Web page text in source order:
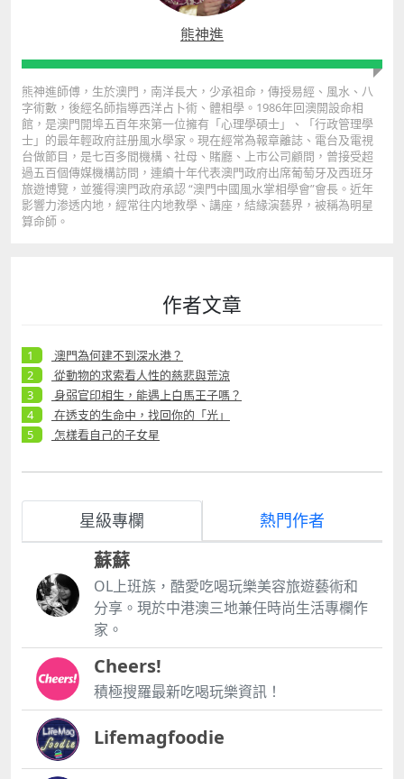
熊神進
熊神進師傅，生於澳門，南洋長大，少承祖命，傳授易經、風水、八
字術數，後經名師指導西洋占卜術、體相學。1986年回澳開設命相
館，是澳門開埠五百年來第一位擁有「心理學碩士」、「行政管理學
士」的最年輕政府註册風水學家。現在經常為報章離誌、電台及電視
台做節目，是七百多間機構、社母、賭廳、上市公司顧問，曾接受超
過五百個傳媒機構訪問，連續十年代表澳門政府出席葡萄牙及西班牙
旅遊博覽，並獲得澳門政府承認 “澳門中國風水掌相學會”會長。近年
影響力渗透内地，經常往内地教學、講座，結緣演藝界，被稱為明星
算命師。
作者文章
澳門為何建不到深水港？
從動物的求索看人性的慈悲與荒涼
身弱官印相生，能遇上白馬王子嗎？
在透支的生命中，找回你的「光」
怎樣看自己的子女星
星級專欄 熱門作者
蘇蘇
OL上班族，酷愛吃喝玩樂美容旅遊藝術和
分享。現於中港澳三地兼任時尚生活專欄作
家。
Cheers!
積極搜羅最新吃喝玩樂資訊！
Lifemagfoodie